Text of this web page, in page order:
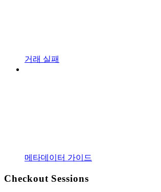
거래 실패
메타데이터 가이드
Checkout Sessions